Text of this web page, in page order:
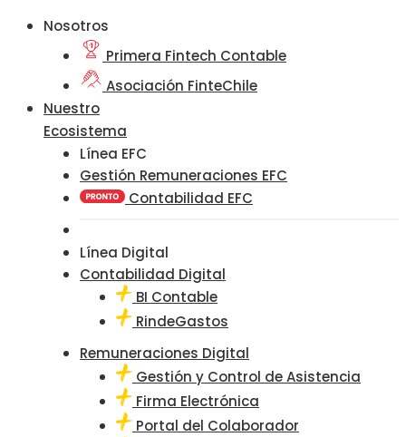
Nosotros
Primera Fintech Contable
Asociación FinteChile
Nuestro
Ecosistema
Línea EFC
Gestión Remuneraciones EFC
Contabilidad EFC
Línea Digital
Contabilidad Digital
BI Contable
RindeGastos
Remuneraciones Digital
Gestión y Control de Asistencia
Firma Electrónica
Portal del Colaborador